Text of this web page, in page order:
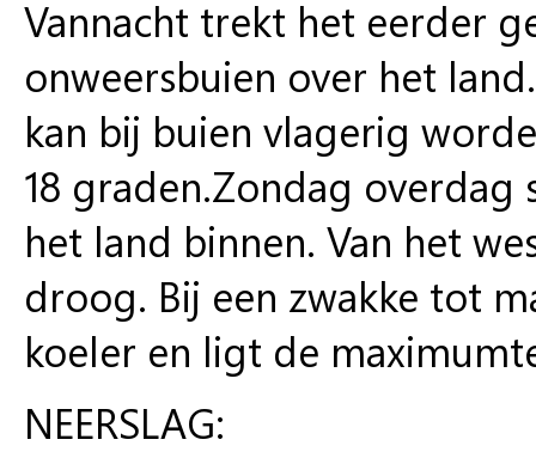
Vannacht trekt het eerder
onweersbuien over het
kan bij buien vlagerig
18 graden.Zondag
het land binnen. Van het
droog. Bij een zwakke tot
koeler en ligt de
NEERSLAG: